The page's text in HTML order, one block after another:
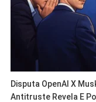
Disputa OpenAI X
Antitruste Revela E